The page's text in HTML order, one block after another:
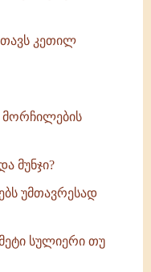
კეთილ
მორჩილების
მუნჯი?
უმთავრესად
სულიერი თუ